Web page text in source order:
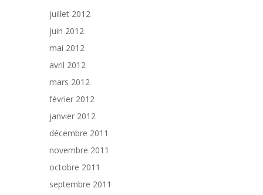
juillet 2012
juin 2012
mai 2012
avril 2012
mars 2012
février 2012
janvier 2012
décembre 2011
novembre 2011
octobre 2011
septembre 2011